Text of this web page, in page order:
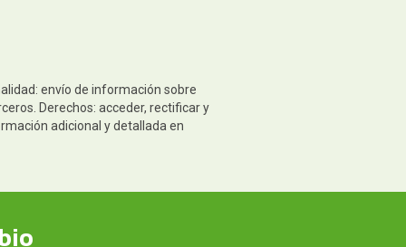
envío de información sobre
Derechos: acceder, rectificar y
adicional y detallada en